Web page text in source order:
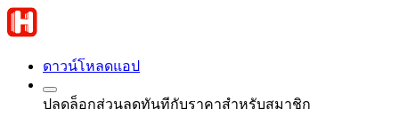
ดาวน์โหลดแอป
ปลดล็อกส่วนลดทันทีกับราคาสำหรับสมาชิก